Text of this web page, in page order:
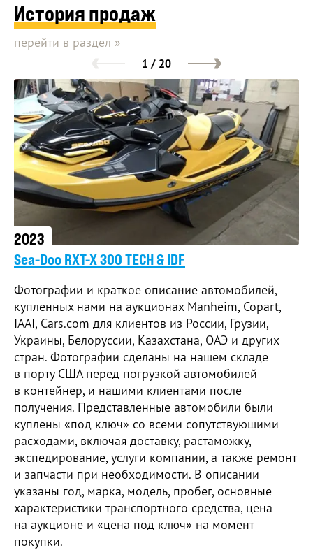
Какой автомобиль ищите?
Дополнительные комментарии
Оставить заявку
История продаж
перейти в раздел »
1 / 20
2023
Sea-Doo RXT-X 300 TECH & IDF
Фотографии и краткое описание автомобилей,
купленных нами на аукционах Manheim, Copart,
IAAI, Cars.com для клиентов из России, Грузии,
Украины, Белоруссии, Казахстана, ОАЭ и других
стран. Фотографии сделаны на нашем складе
в порту США перед погрузкой автомобилей
в контейнер, и нашими клиентами после
получения. Представленные автомобили были
куплены «под ключ» со всеми сопутствующими
расходами, включая доставку, растаможку,
экспедирование, услуги компании, а также ремонт
и запчасти при необходимости. В описании
указаны год, марка, модель, пробег, основные
характеристики транспортного средства, цена
на аукционе и «цена под ключ» на момент
покупки.